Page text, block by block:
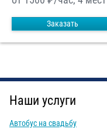
Заказать
Наши услуги
Автобус на свадьбу